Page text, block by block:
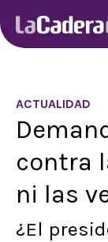
ACTUALIDAD
contra
ni las
¿El